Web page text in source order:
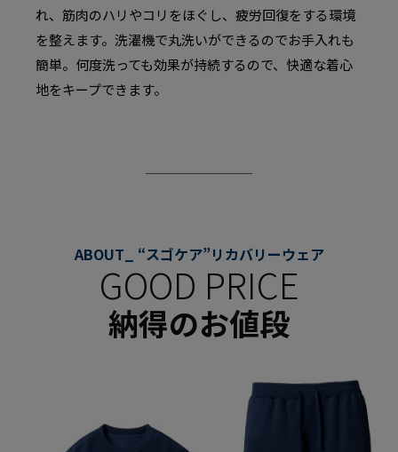
れ、筋肉のハリやコリをほぐし、疲労回復をする環境
を整えます。洗濯機で丸洗いができるのでお手入れも
簡単。何度洗っても効果が持続するので、快適な着心
地をキープできます。
ABOUT_ “スゴケア”リカバリーウェア
GOOD PRICE
納得のお値段